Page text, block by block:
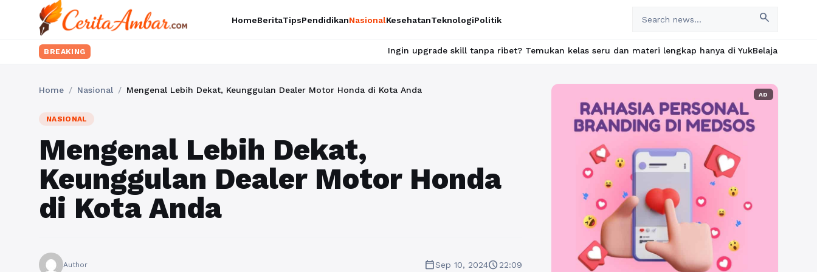
HomeBeritaTipsPendidikanNasionalKesehatanTeknologiPolitik search
BREAKING Ingin upgrade skill tanpa ribet? Temukan kelas seru dan materi lengkap hanya di YukBelajar.com. Mulai langkah
Home / Nasional / Mengenal Lebih Dekat, Keunggulan Dealer Motor Honda di Kota Anda
NASIONAL
Mengenal Lebih Dekat,
Keunggulan Dealer Motor Honda
di Kota Anda
Author calendar_todaySep 10, 2024schedule22:09
AD